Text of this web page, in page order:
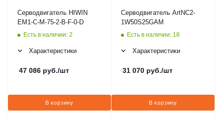
Серводвигатель HIWIN
EM1-C-M-75-2-B-F-0-D
Есть в наличии: 2
Характеристики
47 086 руб./шт
В корзину
Серводвигатель ArtNC2-
1W50S25GAM
Есть в наличии: 18
Характеристики
31 070 руб./шт
В корзину